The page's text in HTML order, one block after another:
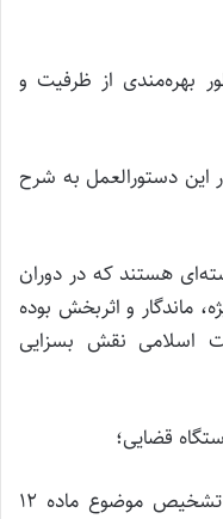
بهره‌مندی از ظرفیت و
در این دستورالعمل به شرح
هستند که در دوران
ماندگار و اثربخش بوده
اسلامی نقش بسزایی
قضایی؛
پ ـ کمیسیون تشخیص:‌ کمیسیون تشخیص موضوع ماده ۱۲